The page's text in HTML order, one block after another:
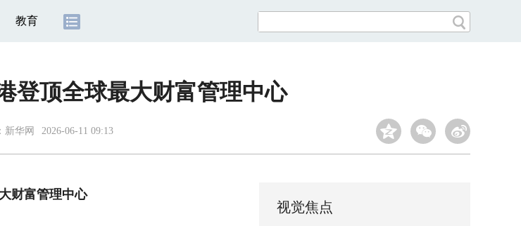
教育
登顶全球最大财富管理中心
新华网 2026-06-11 09:13
财富管理中心
视觉焦点